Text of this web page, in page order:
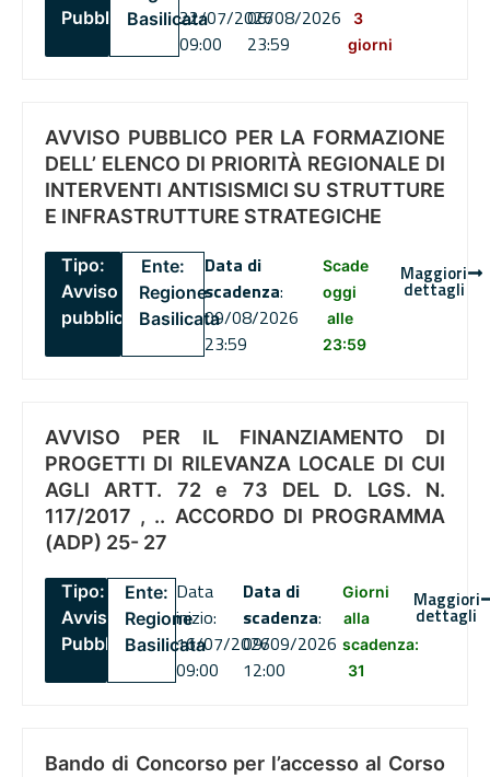
PubblicoBasilicata22/07/2026
09:00
06/08/2026
23:59
3
giorni
AVVISO PUBBLICO PER LA FORMAZIONE
DELL’ ELENCO DI PRIORITÀ REGIONALE DI
INTERVENTI ANTISISMICI SU STRUTTURE
E INFRASTRUTTURE STRATEGICHE
Tipo:
Avviso
pubblico
Ente:
Regione
Basilicata
Data di
scadenza:
09/08/2026
23:59
Scade
oggi
alle
23:59
Maggiori
dettagli
AVVISO PER IL FINANZIAMENTO DI
PROGETTI DI RILEVANZA LOCALE DI CUI
AGLI ARTT. 72 e 73 DEL D. LGS. N.
117/2017 , .. ACCORDO DI PROGRAMMA
(ADP) 25- 27
Tipo:
Avviso
Pubblico
Ente:
Regione
Basilicata
Data
inizio:
16/07/2026
09:00
Data di
scadenza:
09/09/2026
12:00
Giorni
alla
scadenza:
31
Maggiori
dettagli
Bando di Concorso per l’accesso al Corso